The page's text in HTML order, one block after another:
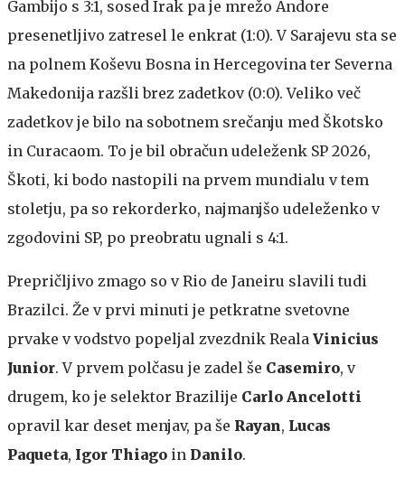
Gambijo s 3:1, sosed Irak pa je mrežo Andore
presenetljivo zatresel le enkrat (1:0). V Sarajevu sta se
na polnem Koševu Bosna in Hercegovina ter Severna
Makedonija razšli brez zadetkov (0:0). Veliko več
zadetkov je bilo na sobotnem srečanju med Škotsko
in Curacaom. To je bil obračun udeleženk SP 2026,
Škoti, ki bodo nastopili na prvem mundialu v tem
stoletju, pa so rekorderko, najmanjšo udeleženko v
zgodovini SP, po preobratu ugnali s 4:1.
Prepričljivo zmago so v Rio de Janeiru slavili tudi
Brazilci. Že v prvi minuti je petkratne svetovne
prvake v vodstvo popeljal zvezdnik Reala Vinicius
Junior. V prvem polčasu je zadel še Casemiro, v
drugem, ko je selektor Brazilije Carlo Ancelotti
opravil kar deset menjav, pa še Rayan, Lucas
Paqueta, Igor Thiago in Danilo.